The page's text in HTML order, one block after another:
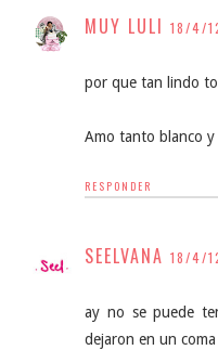
MUY LULI 18/4/
por que tan lindo
Amo tanto blanco
RESPONDER
SEELVANA 18/4/
ay no se puede
dejaron en un